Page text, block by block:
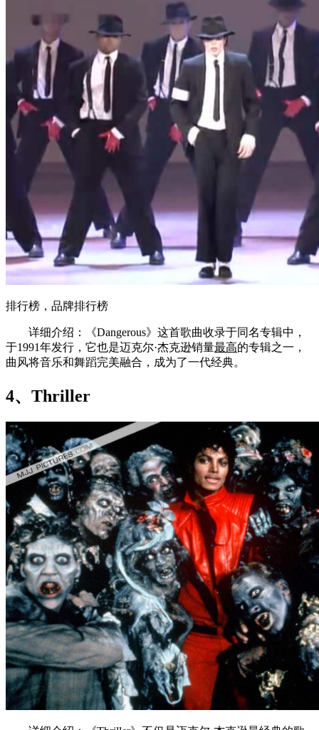
排行榜，品牌排行榜
详细介绍：《Dangerous》这首歌曲收录于同名专辑中，
于1991年发行，它也是迈克尔·杰克逊销量最高的专辑之一，
曲风将音乐和舞蹈完美融合，成为了一代经典。
4、Thriller